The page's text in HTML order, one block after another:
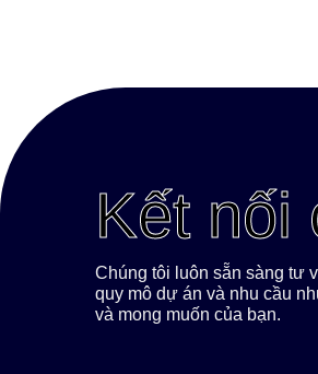
Kết nối
Chúng tôi luôn sẵn sàng tư
quy mô dự án và nhu cầu
và mong muốn của bạn.